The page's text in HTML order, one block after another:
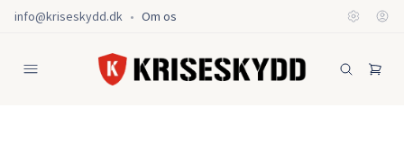
info@kriseskydd.dk • Om os